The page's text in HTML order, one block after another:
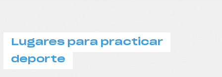
Lugares para practicar
deporte